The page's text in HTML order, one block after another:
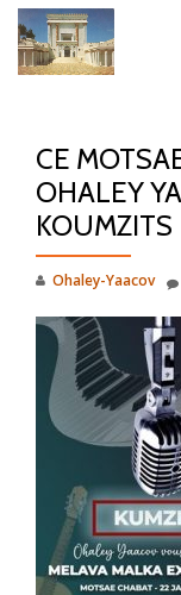
Aller
CE
OHALEY
KOUMZITS
Ohaley-Yaacov